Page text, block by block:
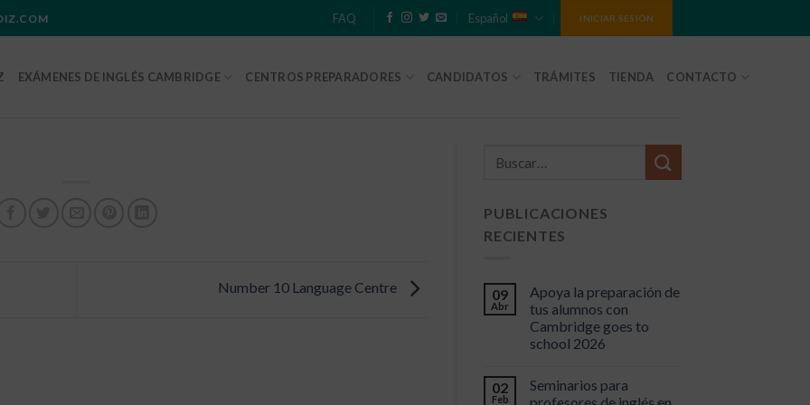
FAQ Español INICIAR SESIÓN
EXÁMENES DE INGLÉS CAMBRIDGE CENTROS PREPARADORES CANDIDATOS TRÁMITES TIENDA CONTACTO
Number 10 Language Centre
PUBLICACIONES
RECIENTES
09
Abr
Apoya la preparación de
tus alumnos con
Cambridge goes to
school 2026
02
Feb
Seminarios para
profesores de inglés en